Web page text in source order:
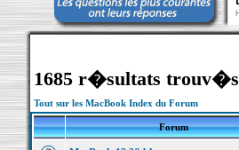
1685 r�sultats trouv�s
Tout sur les MacBook Index du Forum
Forum